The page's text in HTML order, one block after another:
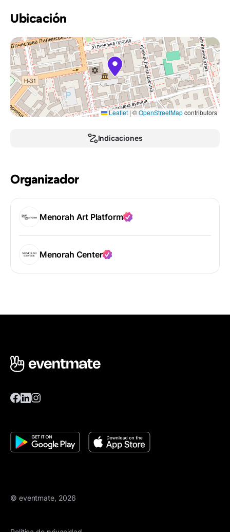
Ubicación
Leaflet | ©OpenStreetMapcontributors
Indicaciones
Organizador
Menorah Art Platform
Menorah Center
© eventmate, 2026